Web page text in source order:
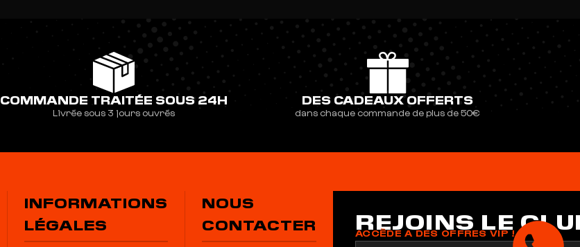
COMMANDE TRAITÉE SOUS 24H
Livrée sous 3 jours ouvrés
DES CADEAUX OFFERTS
dans chaque commande de plus de 50€
INFORMATIONS
LÉGALES
NOUS
CONTACTER
REJOINS LE
ACCÈDE A DES OFFRES VIP !